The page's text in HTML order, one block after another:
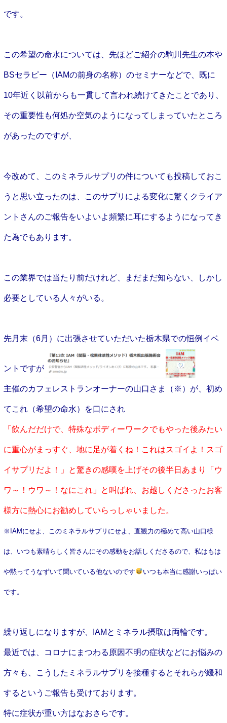
です。
この希望の命水については、先ほどご紹介の駒川先生の本や
BSセラピー（IAMの前身の名称）のセミナーなどで、既に
10年近く以前からも一貫して言われ続けてきたことであり、
その重要性も何処か空気のようになってしまっていたところ
があったのですが、
今改めて、このミネラルサプリの件についても投稿しておこ
うと思い立ったのは、このサプリによる変化に驚くクライア
ントさんのご報告をいよいよ頻繁に耳にするようになってき
た為でもあります。
この業界では当たり前だけれど、まだまだ知らない、しかし
必要としている人々がいる。
先月末（6月）に出張させていただいた栃木県での恒例イベ
ント ですが
主催のカフェレストランオーナーの山口さま（※）が、初め
てこれ（希望の命水）を口にされ
「飲んだだけで、特殊なボディーワークでもやった後みたい
に重心がまっすぐ、地に足が着くね！これはスゴイよ！スゴ
イサプリだよ！」と驚きの感嘆を上げその後半日あまり「ウ
ワ～！ウワ～！なにこれ」と 叫ばれ、お越しくださったお客
様方に熱心にお勧めしていらっしゃいました。
※IAMにせよ、このミネラルサプリにせよ、直観力の極めて高い山口様
は、いつも素晴らしく皆さんにその感動をお話しくださるので、私はもは
や黙ってうなずいて聞いている他ないのです いつも本当に感謝いっぱい
です。
繰り返しになりますが、IAMとミネラル摂取は両輪です。
最近では、コロナにまつわる原因不明の症状などにお悩みの
方々も、こうしたミネラルサプリを接種するとそれらが緩和
するというご報告も受けております。
特に症状が重い方はなおさらです。